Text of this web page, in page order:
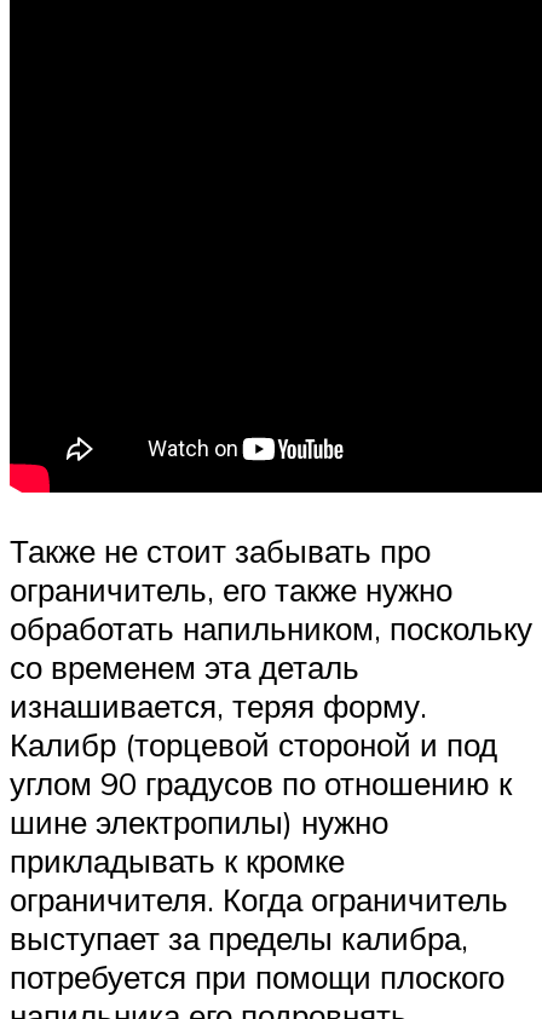
Также не стоит забывать про
ограничитель, его также нужно
обработать напильником, поскольку
со временем эта деталь
изнашивается, теряя форму.
Калибр (торцевой стороной и под
углом 90 градусов по отношению к
шине электропилы) нужно
прикладывать к кромке
ограничителя. Когда ограничитель
выступает за пределы калибра,
потребуется при помощи плоского